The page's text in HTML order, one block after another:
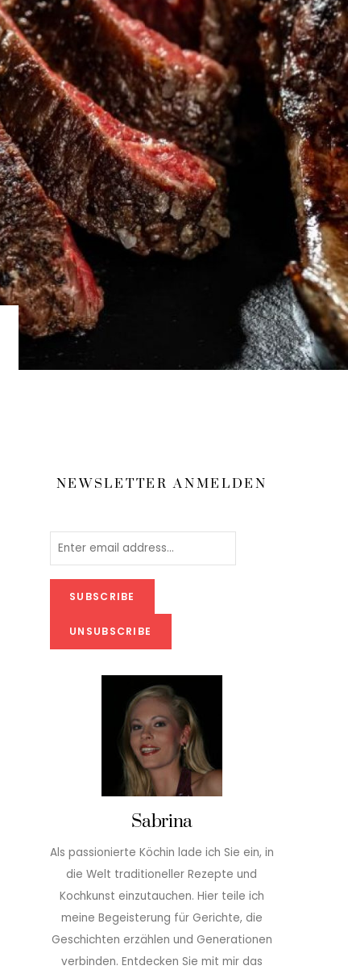
NEWSLETTER ANMELDEN
Sabrina
Als passionierte Köchin lade ich Sie ein, in
die Welt traditioneller Rezepte und
Kochkunst einzutauchen. Hier teile ich
meine Begeisterung für Gerichte, die
Geschichten erzählen und Generationen
verbinden. Entdecken Sie mit mir das